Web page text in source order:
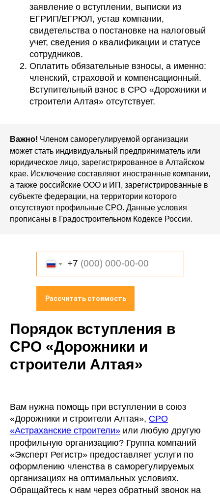
заявление о вступлении, выписки из
ЕГРИП/ЕГРЮЛ, устав компании,
свидетельства о постановке на налоговый
учет, сведения о квалификации и статусе
сотрудников.
Оплатить обязательные взносы, а именно:
членский, страховой и компенсационный.
Вступительный взнос в СРО «Дорожники и
строители Алтая» отсутствует.
Важно! Членом саморегулируемой организации
может стать индивидуальный предприниматель или
юридическое лицо, зарегистрированное в Алтайском
крае. Исключение составляют иностранные компании,
а также российские ООО и ИП, зарегистрированные в
субъекте федерации, на территории которого
отсутствуют профильные СРО. Данные условия
прописаны в Градостроительном Кодексе России.
+7
Рассчитать стоимость
Порядок вступления в
СРО «Дорожники и
строители Алтая»
Вам нужна помощь при вступлении в союз
«Дорожники и строители Алтая», СРО
«Астраханские строители» или любую другую
профильную организацию? Группа компаний
«Эксперт Регистр» предоставляет услуги по
оформлению членства в саморегулируемых
организациях на оптимальных условиях.
Обращайтесь к нам через обратный звонок на